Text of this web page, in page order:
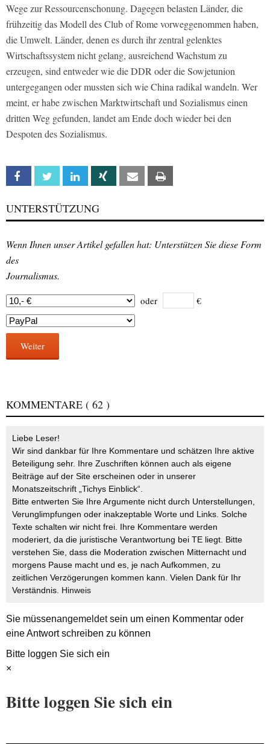
Wege zur Ressourcenschonung. Dagegen belasten Länder, die
frühzeitig das Modell des Club of Rome vorweggenommen haben,
die Umwelt. Länder, denen es durch ihr zentral gelenktes
Wirtschaftssystem nicht gelang, ausreichend Wachstum zu
erzeugen, sind entweder wie die DDR oder die Sowjetunion
untergegangen oder mussten sich wie China radikal wandeln. Wer
meint, er habe zwischen Marktwirtschaft und Sozialismus einen
dritten Weg gefunden, landet am Ende doch wieder bei den
Despoten des Sozialismus.
Facebook Twitter Linkedin Xing Email
UNTERSTÜTZUNG
Wenn Ihnen unser Artikel gefallen hat: Unterstützen Sie diese Form
des
Journalismus.
oder €
Weiter
KOMMENTARE ( 62 )
Liebe Leser!
Wir sind dankbar für Ihre Kommentare und schätzen Ihre aktive
Beteiligung sehr. Ihre Zuschriften können auch als eigene
Beiträge auf der Site erscheinen oder in unserer
Monatszeitschrift „Tichys Einblick“.
Bitte entwerten Sie Ihre Argumente nicht durch Unterstellungen,
Verunglimpfungen oder inakzeptable Worte und Links. Solche
Texte schalten wir nicht frei. Ihre Kommentare werden
moderiert, da die juristische Verantwortung bei TE liegt. Bitte
verstehen Sie, dass die Moderation zwischen Mitternacht und
morgens Pause macht und es, je nach Aufkommen, zu
zeitlichen Verzögerungen kommen kann. Vielen Dank für Ihr
Verständnis. Hinweis
Sie müssenangemeldetsein um einen Kommentar oder
eine Antwort schreiben zu können
Bitte loggen Sie sich ein
×
Bitte loggen Sie sich ein